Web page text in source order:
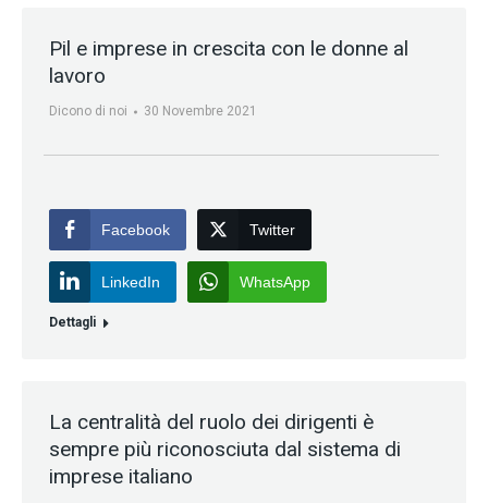
Pil e imprese in crescita con le donne al
lavoro
Dicono di noi 30 Novembre 2021
Facebook Twitter
LinkedIn WhatsApp
Dettagli
La centralità del ruolo dei dirigenti è
sempre più riconosciuta dal sistema di
imprese italiano